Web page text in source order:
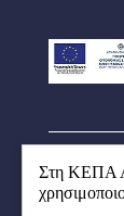
Στη